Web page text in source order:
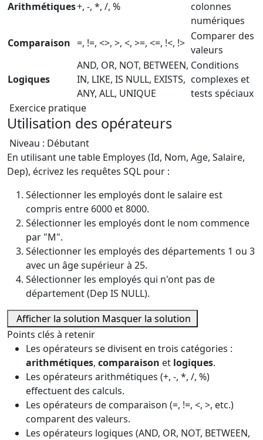
Arithmétiques+, -, *, /, %
colonnes
numériques
Comparaison =, !=, <>, >, <, >=, <=, !<, !>
Comparer des
valeurs
Logiques
AND, OR, NOT, BETWEEN,
IN, LIKE, IS NULL, EXISTS,
ANY, ALL, UNIQUE
Conditions
complexes et
tests spéciaux
Exercice pratique
Utilisation des opérateurs
Niveau : Débutant
En utilisant une table Employes (Id, Nom, Age, Salaire,
Dep), écrivez les requêtes SQL pour :
Sélectionner les employés dont le salaire est
compris entre 6000 et 8000.
Sélectionner les employés dont le nom commence
par "M".
Sélectionner les employés des départements 1 ou 3
avec un âge supérieur à 25.
Sélectionner les employés qui n'ont pas de
département (Dep IS NULL).
Afficher la solution Masquer la solution
Points clés à retenir
Les opérateurs se divisent en trois catégories :
arithmétiques, comparaison et logiques.
Les opérateurs arithmétiques (+, -, *, /, %)
effectuent des calculs.
Les opérateurs de comparaison (=, !=, <, >, etc.)
comparent des valeurs.
Les opérateurs logiques (AND, OR, NOT, BETWEEN,